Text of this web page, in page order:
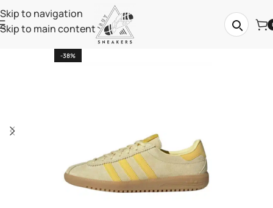
Skip to navigation
Skip to main content
-38%